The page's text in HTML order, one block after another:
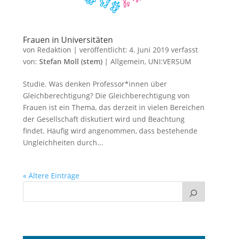
Frauen in Universitäten
von Redaktion | veröffentlicht: 4. Juni 2019verfasst
von: Stefan Moll (stem)| Allgemein, UNI:VERSUM
Studie. Was denken Professor*innen über
Gleichberechtigung? Die Gleichberechtigung von
Frauen ist ein Thema, das derzeit in vielen Bereichen
der Gesellschaft diskutiert wird und Beachtung
findet. Häufig wird angenommen, dass bestehende
Ungleichheiten durch...
« Ältere Einträge